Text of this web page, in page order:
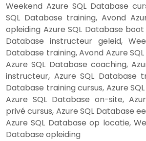
Weekend Azure SQL Database
SQL Database training, Avond
opleiding Azure SQL Database
Database instructeur geleid,
Database training, Avond Azure
Azure SQL Database coaching,
instructeur, Azure SQL Database
Database training cursus, Azure
Azure SQL Database on-site,
privé cursus, Azure SQL Database
Azure SQL Database op locatie,
Database opleiding